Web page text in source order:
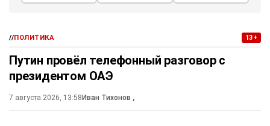
//ПОЛИТИКА 13+
Путин провёл телефонный разговор с
президентом ОАЭ
7 августа 2026, 13:58Иван Тихонов ,